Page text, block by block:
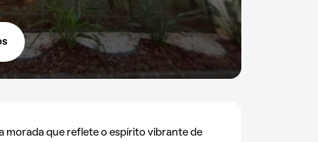
morada que reflete o espírito vibrante de